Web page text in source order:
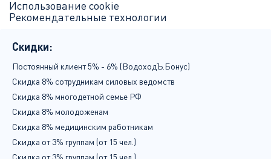
Скидки:
Постоянный клиент 5% - 6% (ВодоходЪ.Бонус)
Скидка 8% сотрудникам силовых ведомств
Скидка 8% многодетной семье РФ
Скидка 8% молодоженам
Скидка 8% медицинским работникам
Скидка от 3% группам (от 15 чел.)
Скидка от 3% группам (от 15 чел.)
Использование cookie
Рекомендательные технологии